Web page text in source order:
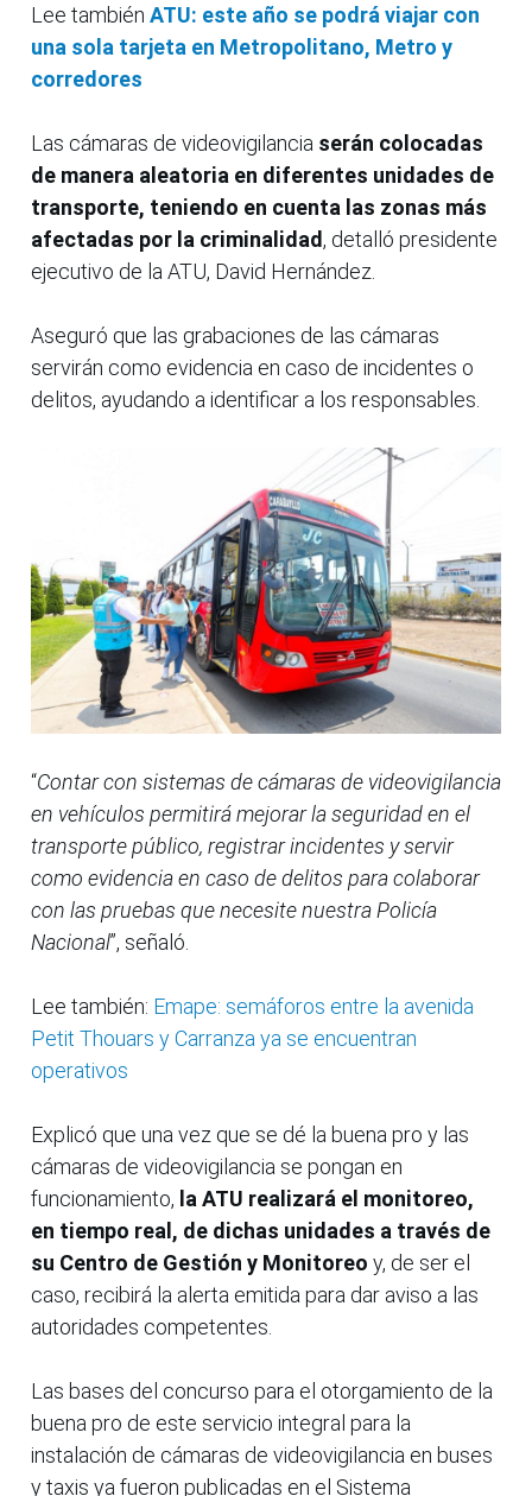
Lee también ATU: este año se podrá viajar con
una sola tarjeta en Metropolitano, Metro y
corredores
Las cámaras de videovigilancia serán colocadas
de manera aleatoria en diferentes unidades de
transporte, teniendo en cuenta las zonas más
afectadas por la criminalidad, detalló presidente
ejecutivo de la ATU, David Hernández.
Aseguró que las grabaciones de las cámaras
servirán como evidencia en caso de incidentes o
delitos, ayudando a identificar a los responsables.
“Contar con sistemas de cámaras de videovigilancia
en vehículos permitirá mejorar la seguridad en el
transporte público, registrar incidentes y servir
como evidencia en caso de delitos para colaborar
con las pruebas que necesite nuestra Policía
Nacional”, señaló.
Lee también: Emape: semáforos entre la avenida
Petit Thouars y Carranza ya se encuentran
operativos
Explicó que una vez que se dé la buena pro y las
cámaras de videovigilancia se pongan en
funcionamiento, la ATU realizará el monitoreo,
en tiempo real, de dichas unidades a través de
su Centro de Gestión y Monitoreo y, de ser el
caso, recibirá la alerta emitida para dar aviso a las
autoridades competentes.
Las bases del concurso para el otorgamiento de la
buena pro de este servicio integral para la
instalación de cámaras de videovigilancia en buses
y taxis ya fueron publicadas en el Sistema